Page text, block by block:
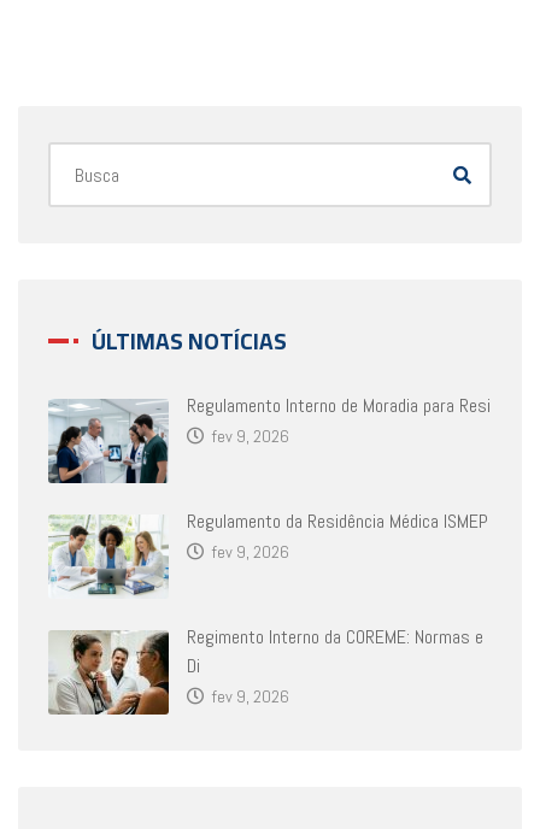
ÚLTIMAS NOTÍCIAS
Regulamento Interno de Moradia para Resi
fev 9, 2026
Regulamento da Residência Médica ISMEP
fev 9, 2026
Regimento Interno da COREME: Normas e
Di
fev 9, 2026